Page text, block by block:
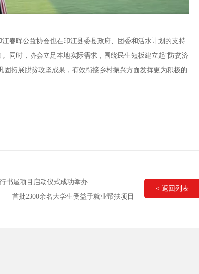
春晖公益协会也在印江县委县政府、团委和活水计划的支持
同时，协会立足本地实际需求，围绕民生短板建立起“防贫济
固拓展脱贫攻坚成果，有效衔接乡村振兴方面发挥更为积极的
书屋项目启动仪式成功举办
首批2300余名大学生受益于就业帮扶项目
< 返回列表